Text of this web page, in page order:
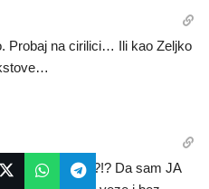
Probaj na cirilici… Ili kao Zeljko
razuma?!?!? Da sam JA